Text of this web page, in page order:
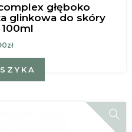
głęboko
glinkowa do skóry